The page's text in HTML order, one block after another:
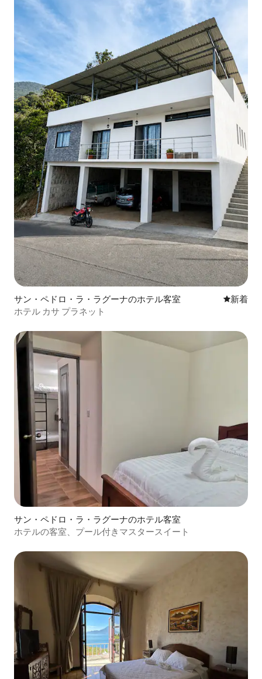
サン・ペドロ・ラ・ラグーナのホテル客室 新しい宿
新着
ホテル カサ プラネット
サン・ペドロ・ラ・ラグーナのホテル客室
ホテルの客室、プール付きマスタースイート